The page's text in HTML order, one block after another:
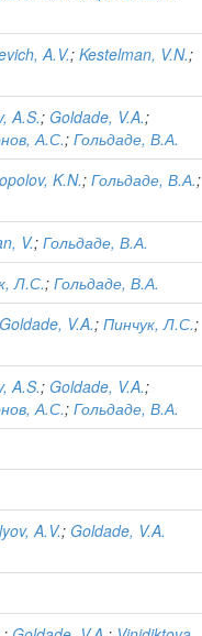
A.V.; Kestelman, V.N.;
A.S.; Goldade, V.A.;
А.С.; Гольдаде, В.А.
K.N.; Гольдаде, В.А.;
V.; Гольдаде, В.А.
Л.С.; Гольдаде, В.А.
Goldade, V.A.; Пинчук, Л.С.;
A.S.; Goldade, V.A.;
А.С.; Гольдаде, В.А.
A.V.; Goldade, V.A.